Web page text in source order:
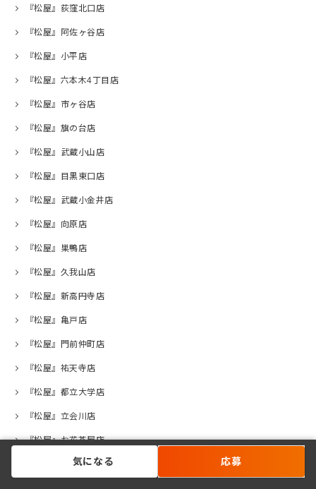
『松屋』荻窪北口店
『松屋』阿佐ヶ谷店
『松屋』小平店
『松屋』六本木4丁目店
『松屋』市ヶ谷店
『松屋』旗の台店
『松屋』武蔵小山店
『松屋』目黒東口店
『松屋』武蔵小金井店
『松屋』向原店
『松屋』巣鴨店
『松屋』久我山店
『松屋』新高円寺店
『松屋』亀戸店
『松屋』門前仲町店
『松屋』祐天寺店
『松屋』都立大学店
『松屋』立会川店
『松屋』お花茶屋店
『松屋』荻窪西口店
気になる 応募